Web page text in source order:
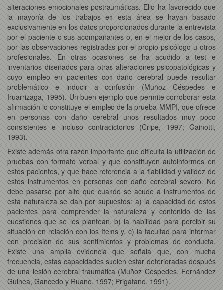
alteraciones emocionales postraumáticas. Ello ha favorecido que
la mayoría de los trabajos en esta área se hayan basado
exclusivamente en los datos proporcionados durante la entrevista
por el paciente o sus acompañantes o, en el mejor de los casos,
por las observaciones registradas por el propio psicólogo u otros
profesionales. En otras ocasiones se ha acudido a test e
inventarios diseñados para otras alteraciones psicopatológicas y
cuyo empleo en pacientes con daño cerebral puede resultar
problemático e inducir a confusión (Muñoz Céspedes e
Iruarrizaga, 1995). Un buen ejemplo que permite corroborar esta
afirmación lo constituye el empleo de la prueba MMPI, que ofrece
en personas con daño cerebral unos resultados muy poco
consistentes e incluso contradictorios (Cripe, 1997; Gainotti,
1993).
Existe además otra razón importante que dificulta la utilización de
pruebas con formato verbal y que constituyen autoinformes en
estos pacientes, y que hace referencia a la fiabilidad y validez de
estos instrumentos en personas con daño cerebral severo. No
debe pasarse por alto que cuando se acude a instrumentos de
esta naturaleza se dan por supuestos: a) la capacidad de estos
pacientes para comprender la naturaleza y contenido de las
cuestiones que se les plantean, b) la habilidad para percibir su
situación en relación con los ítems y, c) la facultad para informar
con precisión de sus sentimientos y problemas de conducta.
Existe una amplia evidencia que señala que, con mucha
frecuencia, estas capacidades suelen estar deterioradas después
de una lesión cerebral traumática (Muñoz Céspedes, Fernández
Guinea, Gancedo y Ruano, 1997; Prigatano, 1991).